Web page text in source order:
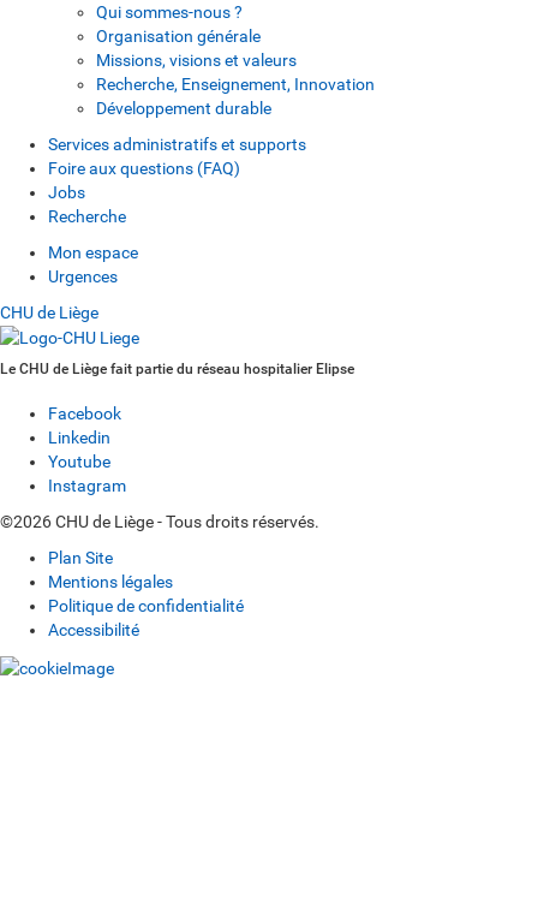
Qui sommes-nous ?
Organisation générale
Missions, visions et valeurs
Recherche, Enseignement, Innovation
Développement durable
Services administratifs et supports
Foire aux questions (FAQ)
Jobs
Recherche
Mon espace
Urgences
CHU de Liège
Le CHU de Liège fait partie du réseau hospitalier Elipse
Facebook
Linkedin
Youtube
Instagram
©2026 CHU de Liège - Tous droits réservés.
Plan Site
Mentions légales
Politique de confidentialité
Accessibilité